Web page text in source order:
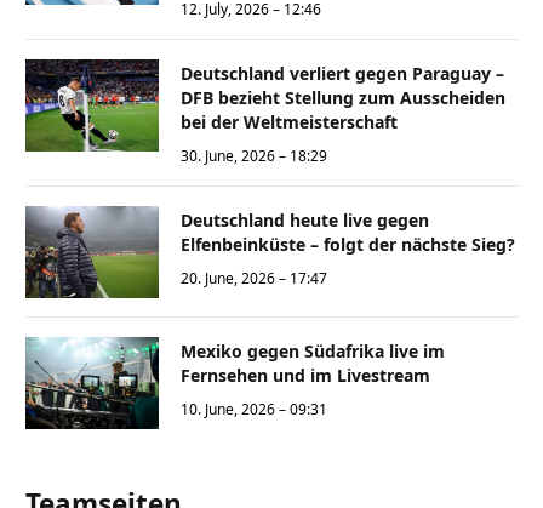
12. July, 2026 – 12:46
Deutschland verliert gegen Paraguay –
DFB bezieht Stellung zum Ausscheiden
bei der Weltmeisterschaft
30. June, 2026 – 18:29
Deutschland heute live gegen
Elfenbeinküste – folgt der nächste Sieg?
20. June, 2026 – 17:47
Mexiko gegen Südafrika live im
Fernsehen und im Livestream
10. June, 2026 – 09:31